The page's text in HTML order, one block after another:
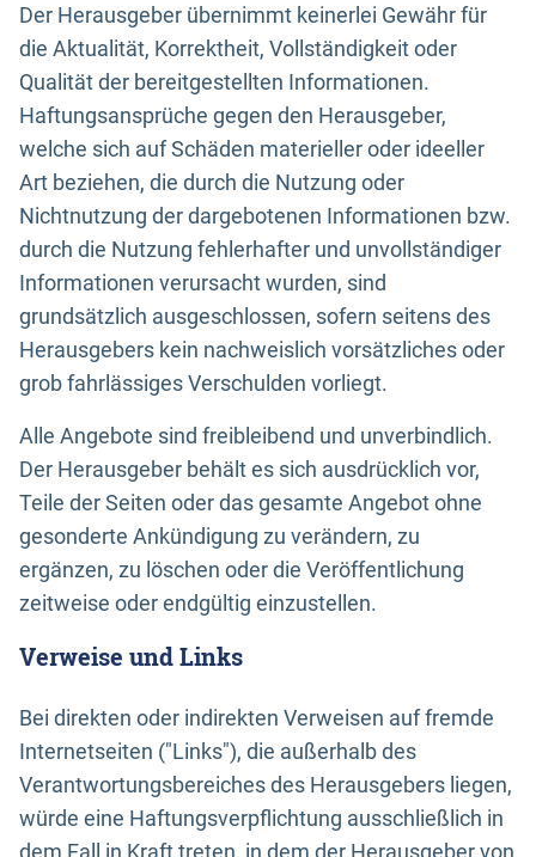
Der Herausgeber übernimmt keinerlei Gewähr für
die Aktualität, Korrektheit, Vollständigkeit oder
Qualität der bereitgestellten Informationen.
Haftungsansprüche gegen den Herausgeber,
welche sich auf Schäden materieller oder ideeller
Art beziehen, die durch die Nutzung oder
Nichtnutzung der dargebotenen Informationen bzw.
durch die Nutzung fehlerhafter und unvollständiger
Informationen verursacht wurden, sind
grundsätzlich ausgeschlossen, sofern seitens des
Herausgebers kein nachweislich vorsätzliches oder
grob fahrlässiges Verschulden vorliegt.
Alle Angebote sind freibleibend und unverbindlich.
Der Herausgeber behält es sich ausdrücklich vor,
Teile der Seiten oder das gesamte Angebot ohne
gesonderte Ankündigung zu verändern, zu
ergänzen, zu löschen oder die Veröffentlichung
zeitweise oder endgültig einzustellen.
Verweise und Links
Bei direkten oder indirekten Verweisen auf fremde
Internetseiten ("Links"), die außerhalb des
Verantwortungsbereiches des Herausgebers liegen,
würde eine Haftungsverpflichtung ausschließlich in
dem Fall in Kraft treten, in dem der Herausgeber von